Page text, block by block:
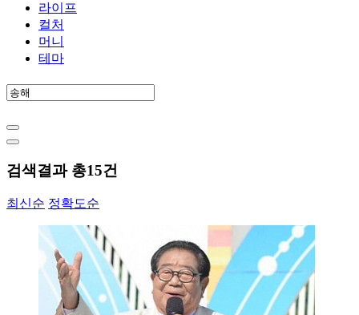
라이프
컬처
머니
테마
검색결과 총15건
최신순 정확도순